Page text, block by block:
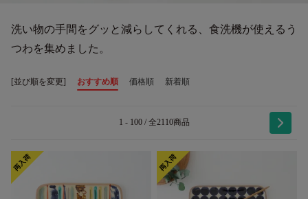
洗い物の手間をグッと減らしてくれる、食洗機が使えるう
つわを集めました。
[並び順を変更] おすすめ順 価格順 新着順
1 - 100 / 全2110商品